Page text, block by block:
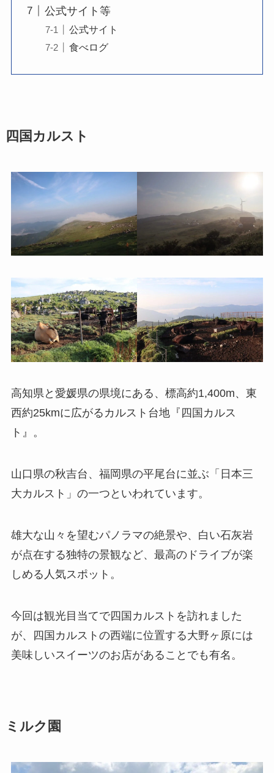
公式サイト等
公式サイト
食べログ
四国カルスト
高知県と愛媛県の県境にある、標高約1,400m、東
西約25kmに広がるカルスト台地『四国カルス
ト』。
山口県の秋吉台、福岡県の平尾台に並ぶ「日本三
大カルスト」の一つといわれています。
雄大な山々を望むパノラマの絶景や、白い石灰岩
が点在する独特の景観など、最高のドライブが楽
しめる人気スポット。
今回は観光目当てで四国カルストを訪れました
が、四国カルストの西端に位置する大野ヶ原には
美味しいスイーツのお店があることでも有名。
ミルク園